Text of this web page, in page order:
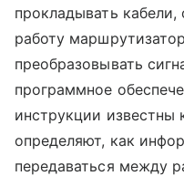
прокладывать
работу
преобразовывать
программное
инструкции известны
определяют, как
передаваться между